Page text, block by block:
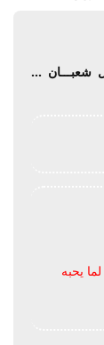
شعبـــان ...
يحبه